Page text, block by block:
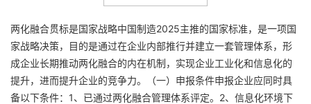
两化融合贯标是国家战略中国制造2025主推的国家标准，是一项国
家战略决策，目的是通过在企业内部推行并建立一套管理体系，形
成企业长期推动两化融合的内在机制，实现企业工业化和信息化的
提升，进而提升企业的竞争力。（一）申报条件申报企业应同时具
备以下条件：1、已通过两化融合管理体系评定。2、信息化环境下